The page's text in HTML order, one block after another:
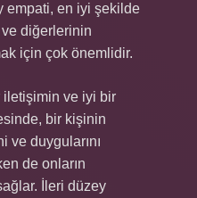
empati, en iyi şekilde
diğerlerinin
için çok önemlidir.
iletişimin ve iyi bir
bir kişinin
ve duygularını
de onların
İleri düzey